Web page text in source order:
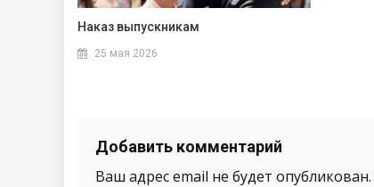
Наказ выпускникам
25 мая 2026
Добавить комментарий
Ваш адрес email не будет опубликован.